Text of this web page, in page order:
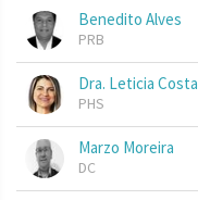
Benedito Alves
PRB
Dra. Leticia Costa
PHS
Marzo Moreira
DC